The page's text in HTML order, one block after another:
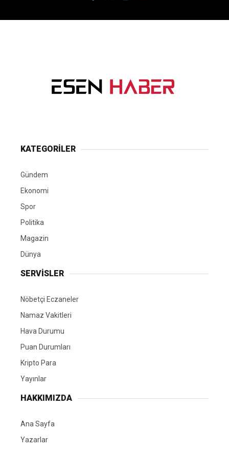
KATEGORİLER
Gündem
Ekonomi
Spor
Politika
Magazin
Dünya
SERVİSLER
Nöbetçi Eczaneler
Namaz Vakitleri
Hava Durumu
Puan Durumları
Kripto Para
Yayınlar
HAKKIMIZDA
Ana Sayfa
Yazarlar